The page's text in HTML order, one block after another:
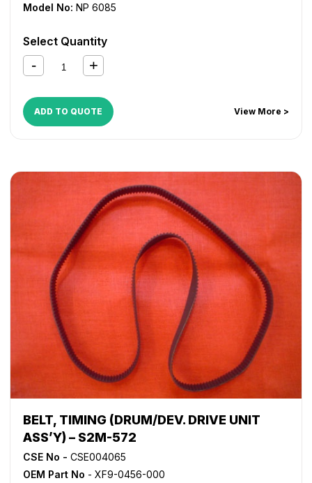
Model No: NP 6085
Select Quantity
ADD TO QUOTE View More >
BELT, TIMING (DRUM/DEV. DRIVE UNIT
ASS’Y) – S2M-572
CSE No - CSE004065
OEM Part No - XF9-0456-000